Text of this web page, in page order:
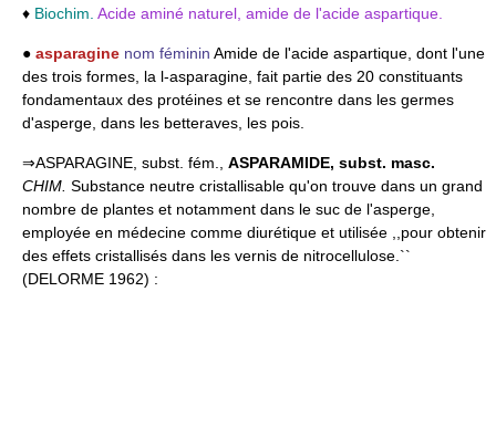
♦ Biochim. Acide aminé naturel, amide de l'acide aspartique.
● asparagine nom féminin Amide de l'acide aspartique, dont l'une
des trois formes, la l-asparagine, fait partie des 20 constituants
fondamentaux des protéines et se rencontre dans les germes
d'asperge, dans les betteraves, les pois.
⇒ASPARAGINE, subst. fém., ASPARAMIDE, subst. masc.
CHIM. Substance neutre cristallisable qu'on trouve dans un grand
nombre de plantes et notamment dans le suc de l'asperge,
employée en médecine comme diurétique et utilisée ,,pour obtenir
des effets cristallisés dans les vernis de nitrocellulose.``
(DELORME 1962) :